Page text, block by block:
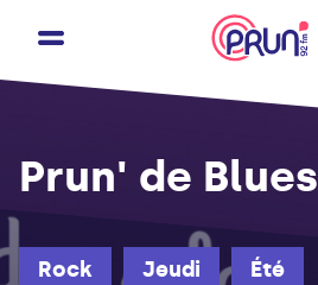
Rock Jeudi Été
Prun' de Blues